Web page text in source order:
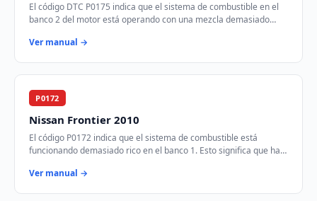
El código DTC P0175 indica que el sistema de combustible en el
banco 2 del motor está operando con una mezcla demasiado
Ver manual →
P0172
Nissan Frontier 2010
El código P0172 indica que el sistema de combustible está
funcionando demasiado rico en el banco 1. Esto significa que hay
Ver manual →